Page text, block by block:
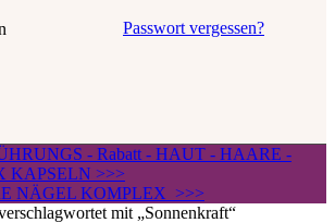
Passwort vergessen?
- Rabatt - HAUT - HAARE -
KAPSELN >>>
NÄGEL KOMPLEX >>>
mit „Sonnenkraft“